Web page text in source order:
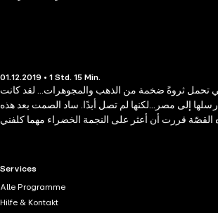
01.12.2019 • 1 Std. 15 Min.
تحمل ثروةً ضخمة من الذهب والمجوهرات... لقد كانت
إلى مصر...لكنها لم تصل أبدًا. ساد الصمت بعد هذه
قررت أن أعثر على النجمة الخضراء مهما كلفني
RTL+ useful links.
Services
Alle Programme
Hilfe & Kontakt